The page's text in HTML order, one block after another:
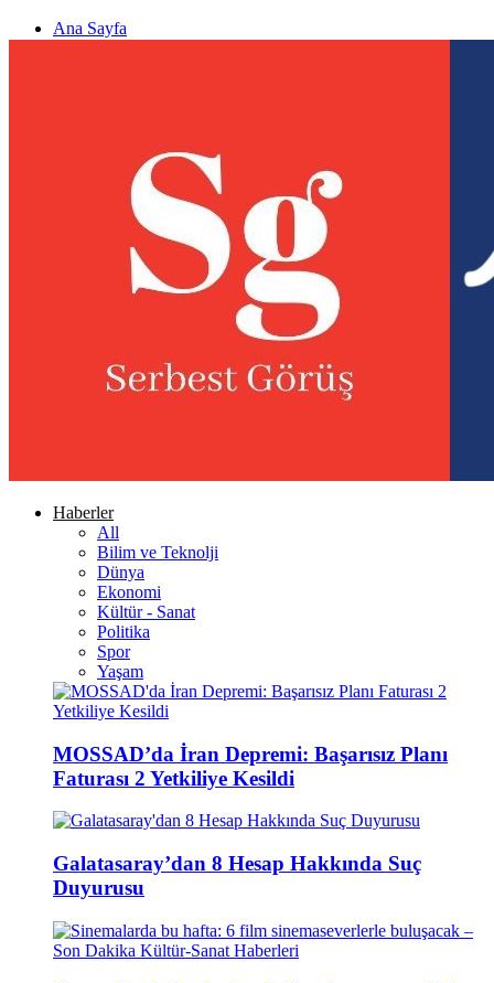
Ana Sayfa
Haberler
All
Bilim ve Teknolji
Dünya
Ekonomi
Kültür - Sanat
Politika
Spor
Yaşam
MOSSAD’da İran Depremi: Başarısız Planı
Faturası 2 Yetkiliye Kesildi
Galatasaray’dan 8 Hesap Hakkında Suç
Duyurusu